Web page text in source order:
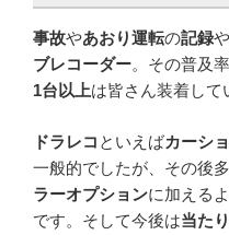
事故やあおり運転の記録や
ブレコーダー。その普及
1台以上は皆さん装着して
ドラレコ といえばカーシ
一般的でしたが、その後
ラーオプションに加える
です。そして今後は当た